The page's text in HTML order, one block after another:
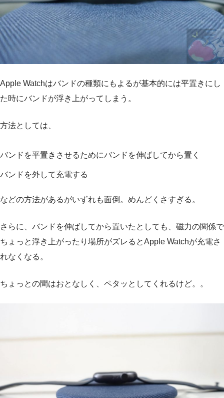
Apple Watchはバンドの種類にもよるが基本的には平置きにし
た時にバンドが浮き上がってしまう。
方法としては、
バンドを平置きさせるためにバンドを伸ばしてから置く
バンドを外して充電する
などの方法があるがいずれも面倒。めんどくさすぎる。
さらに、バンドを伸ばしてから置いたとしても、磁力の関係で
ちょっと浮き上がったり場所がズレるとApple Watchが充電さ
れなくなる。
ちょっとの間はおとなしく、ペタッとしてくれるけど。。